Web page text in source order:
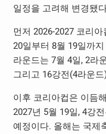
일정을 고려해 변경됐
먼저 2026-2027 코리
20일부터 8월 19일까
라운드는 7월 4일, 2라
그리고 16강전(4라운
이후 코리아컵은 이듬
2027년 5월 19일, 4강
예정이다. 올해는 국제